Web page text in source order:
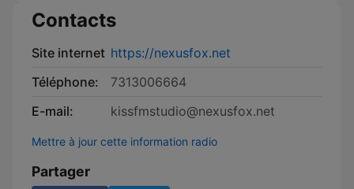
Contacts
Site internet https://nexusfox.net
Téléphone:
7313006664
E-mail:
kissfmstudio@nexusfox.net
Mettre à jour cette information radio
Partager